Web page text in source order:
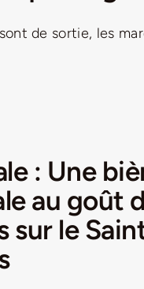
de sortie, les
: Une
au goût
sur le